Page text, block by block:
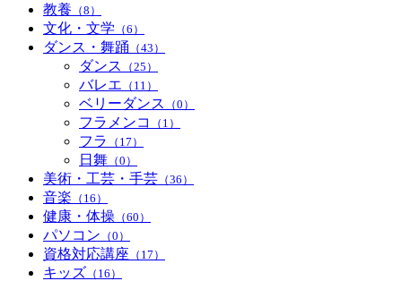
教養 （8）
文化・文学 （6）
ダンス・舞踊 （43）
ダンス （25）
バレエ （11）
ベリーダンス （0）
フラメンコ （1）
フラ （17）
日舞 （0）
美術・工芸・手芸 （36）
音楽 （16）
健康・体操 （60）
パソコン （0）
資格対応講座 （17）
キッズ （16）